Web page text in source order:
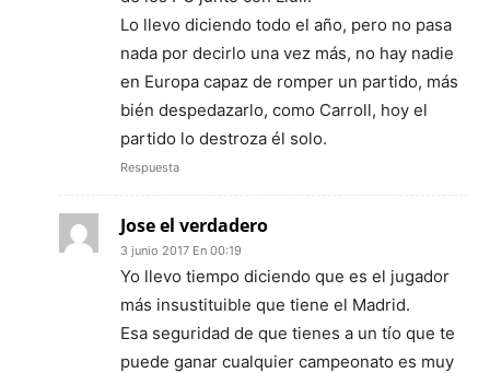
Lo llevo diciendo todo el año, pero no pasa
nada por decirlo una vez más, no hay nadie
en Europa capaz de romper un partido, más
bién despedazarlo, como Carroll, hoy el
partido lo destroza él solo.
Respuesta
Jose el verdadero
3 junio 2017 En 00:19
Yo llevo tiempo diciendo que es el jugador
más insustituible que tiene el Madrid.
Esa seguridad de que tienes a un tío que te
puede ganar cualquier campeonato es muy